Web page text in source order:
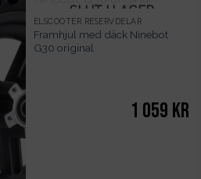
SLUT I LAGER
ELSCOOTER RESERVDELAR
Framhjul med däck Ninebot
G30 original
1 059 kr